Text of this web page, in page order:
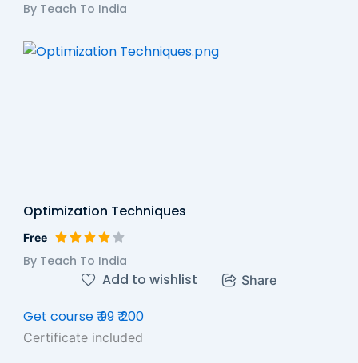
By Teach To India
Optimization Techniques
Free
By Teach To India
Add to wishlist Share
Get course₹ 99₹ 200
Certificate included